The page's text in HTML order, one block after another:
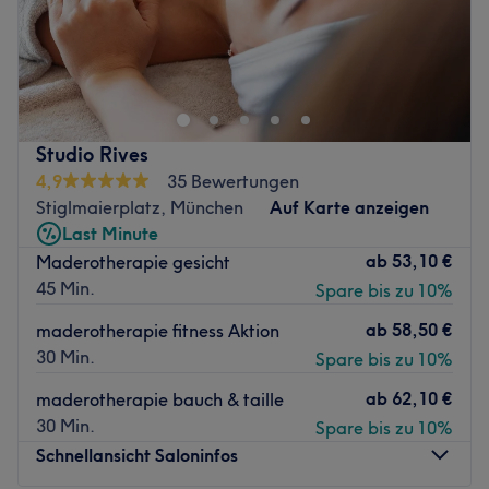
Egal ob langes oder kurzes, glattes oder lockiges Haar -
Sascha Grams im Salon Hair Studio Nursel in Münchens
Maxvorstadt, bekommst du die Frisur, Make Up die zu dir
passt. Lass dich ausführlich beraten und freu dich auf
einen neuen Look!
Nächste öffentliche Verkehrsmittel:
Ganz einfach zu erreichen von der Station
Stiglmaierplatz.
Das Team:
ganzes Herzblut in die Arbeit. Durch seine langjährige
Erfahrung hatte er zudem die Chance für Prosieben und
viele Models zu arbeiten.
Was uns an dem Salon gefällt:
Atmosphäre: Modern, aufmerksam, unterhaltsam.
Studio Rives
4,9
35 Bewertungen
Stiglmaierplatz, München
Auf Karte anzeigen
Last Minute
Maderotherapie gesicht
45 Min.
ab 53,10 €
Spare bis zu 10%
maderotherapie fitness Aktion
30 Min.
ab 58,50 €
Spare bis zu 10%
maderotherapie bauch & taille
30 Min.
ab 62,10 €
Spare bis zu 10%
Schnellansicht Saloninfos